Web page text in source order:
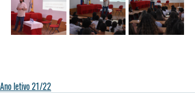
Ano letivo 21/22